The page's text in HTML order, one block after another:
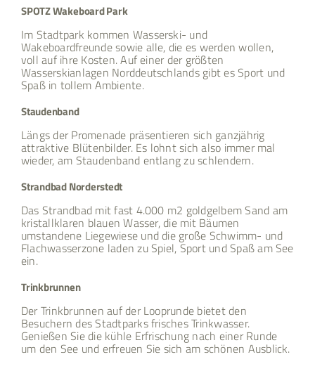
SPOTZ Wakeboard Park
Im Stadtpark kommen Wasserski- und
Wakeboardfreunde sowie alle, die es werden wollen,
voll auf ihre Kosten. Auf einer der größten
Wasserskianlagen Norddeutschlands gibt es Sport und
Spaß in tollem Ambiente.
Staudenband
Längs der Promenade präsentieren sich ganzjährig
attraktive Blütenbilder. Es lohnt sich also immer mal
wieder, am Staudenband entlang zu schlendern.
Strandbad Norderstedt
Das Strandbad mit fast 4.000 m2 goldgelbem Sand am
kristallklaren blauen Wasser, die mit Bäumen
umstandene Liegewiese und die große Schwimm- und
Flachwasserzone laden zu Spiel, Sport und Spaß am See
ein.
Trinkbrunnen
Der Trinkbrunnen auf der Looprunde bietet den
Besuchern des Stadtparks frisches Trinkwasser.
Genießen Sie die kühle Erfrischung nach einer Runde
um den See und erfreuen Sie sich am schönen Ausblick.